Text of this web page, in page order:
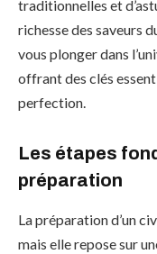
traditionnelles et
richesse des saveurs
vous plonger dans
offrant des clés
perfection.
Les étapes
préparation
La préparation d’un
mais elle repose sur